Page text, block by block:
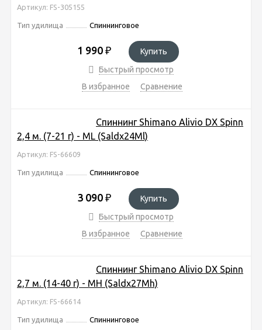
Артикул: FS-305155
Тип удилища Спиннинговое
1 990 ₽
Купить
Быстрый просмотр
В избранное
Сравнение
Спиннинг Shimano Alivio DX Spinn
2,4 м. (7-21 г) - ML (Saldx24Ml)
Артикул: FS-66609
Тип удилища Спиннинговое
3 090 ₽
Купить
Быстрый просмотр
В избранное
Сравнение
Спиннинг Shimano Alivio DX Spinn
2,7 м. (14-40 г) - MH (Saldx27Mh)
Артикул: FS-66614
Тип удилища Спиннинговое